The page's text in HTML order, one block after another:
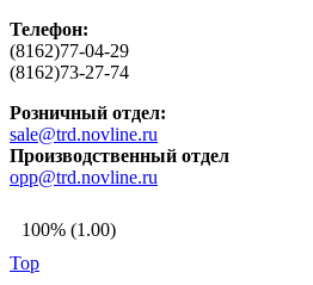
Телефон:
(8162)77-04-29
(8162)73-27-74
Розничный отдел:
sale@trd.novline.ru
Производственный отдел
opp@trd.novline.ru
100% (1.00)
Top